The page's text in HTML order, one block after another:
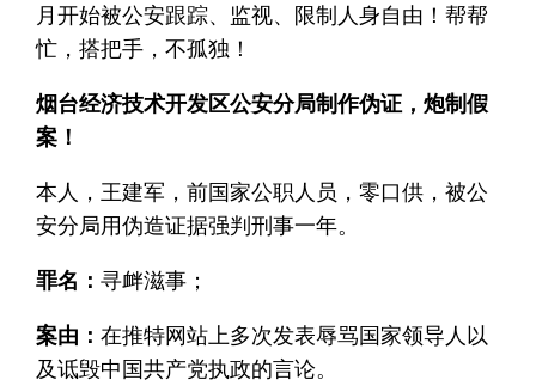
月开始被公安跟踪、监视、限制人身自由！帮帮
忙，搭把手，不孤独！
烟台经济技术开发区公安分局制作伪证，炮制假
案！
本人，王建军，前国家公职人员，零口供，被公
安分局用伪造证据强判刑事一年。
罪名：寻衅滋事；
案由：在推特网站上多次发表辱骂国家领导人以
及诋毁中国共产党执政的言论。